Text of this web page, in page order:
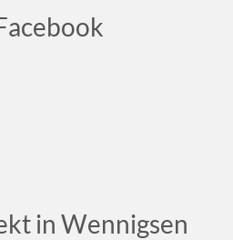
in Wennigsen